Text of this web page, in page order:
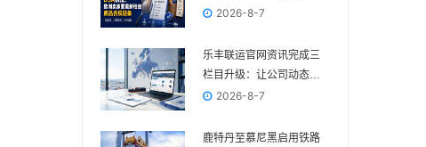
洲卖家要重新检查商品合
2026-8-7
乐丰联运官网资讯完成三
栏目升级：让公司动态、
电商政策与物流变化各归
2026-8-7
鹿特丹至慕尼黑启用铁路